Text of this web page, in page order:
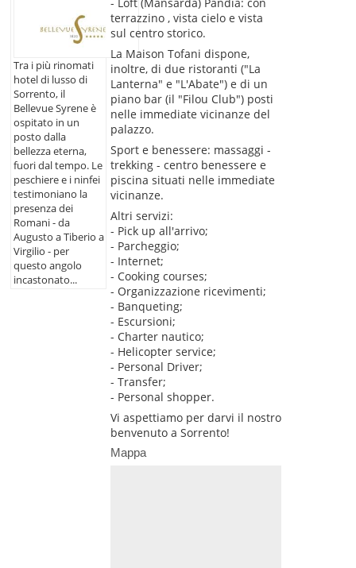
Tra i più rinomati
hotel di lusso di
Sorrento, il
Bellevue Syrene è
ospitato in un
posto dalla
bellezza eterna,
fuori dal tempo. Le
peschiere e i ninfei
testimoniano la
presenza dei
Romani - da
Augusto a Tiberio a
Virgilio - per
questo angolo
incastonato...
terrazzino , vista cielo e vista
sul centro storico.
La Maison Tofani dispone,
inoltre, di due ristoranti ("La
Lanterna" e "L'Abate") e di un
piano bar (il "Filou Club") posti
nelle immediate vicinanze del
palazzo.
Sport e benessere: massaggi -
trekking - centro benessere e
piscina situati nelle immediate
vicinanze.
Altri servizi:
- Pick up all'arrivo;
- Parcheggio;
- Internet;
- Cooking courses;
- Organizzazione ricevimenti;
- Banqueting;
- Escursioni;
- Charter nautico;
- Helicopter service;
- Personal Driver;
- Transfer;
- Personal shopper.
Vi aspettiamo per darvi il nostro
benvenuto a Sorrento!
Mappa